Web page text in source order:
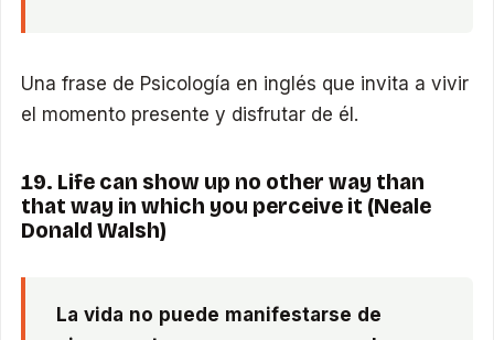
Una frase de Psicología en inglés que invita a vivir
el momento presente y disfrutar de él.
19. Life can show up no other way than
that way in which you perceive it (Neale
Donald Walsh)
La vida no puede manifestarse de